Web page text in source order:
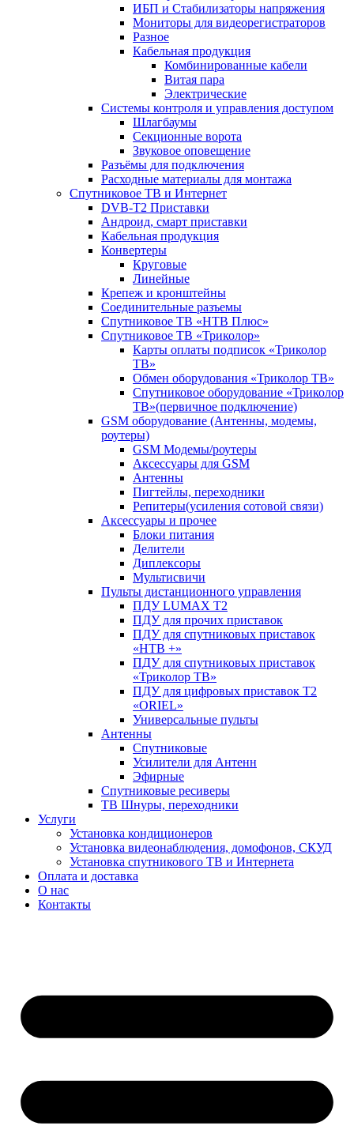
ИБП и Стабилизаторы напряжения
Мониторы для видеорегистраторов
Разное
Кабельная продукция
Комбинированные кабели
Витая пара
Электрические
Системы контроля и управления доступом
Шлагбаумы
Секционные ворота
Звуковое оповещение
Разъёмы для подключения
Расходные материалы для монтажа
Спутниковое ТВ и Интернет
DVB-Т2 Приставки
Андроид, смарт приставки
Кабельная продукция
Конвертеры
Круговые
Линейные
Крепеж и кронштейны
Соединительные разъемы
Спутниковое ТВ «НТВ Плюс»
Спутниковое ТВ «Триколор»
Карты оплаты подписок «Триколор
ТВ»
Обмен оборудования «Триколор ТВ»
Спутниковое оборудование «Триколор
ТВ»(первичное подключение)
GSM оборудование (Антенны, модемы,
роутеры)
GSM Модемы/роутеры
Аксессуары для GSM
Антенны
Пигтейлы, переходники
Репитеры(усиления сотовой связи)
Аксессуары и прочее
Блоки питания
Делители
Диплексоры
Мультисвичи
Пульты дистанционного управления
ПДУ LUMAX Т2
ПДУ для прочих приставок
ПДУ для спутниковых приставок
«НТВ +»
ПДУ для спутниковых приставок
«Триколор ТВ»
ПДУ для цифровых приставок Т2
«ORIEL»
Универсальные пульты
Антенны
Спутниковые
Усилители для Антенн
Эфирные
Спутниковые ресиверы
ТВ Шнуры, переходники
Услуги
Установка кондиционеров
Установка видеонаблюдения, домофонов, СКУД
Установка спутникового ТВ и Интернета
Оплата и доставка
О нас
Контакты